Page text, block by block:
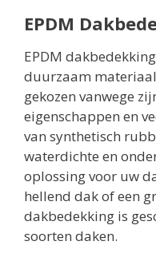
EPDM
EPDM
duurzaam
gekozen vanwege
eigenschappen en
van synthetisch
waterdichte en
oplossing voor uw
hellend dak of een
dakbedekking is
soorten daken.